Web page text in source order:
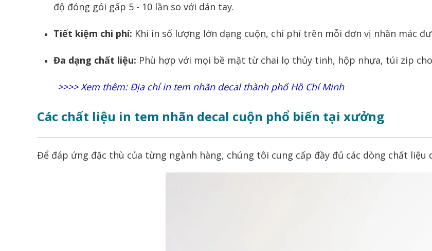
độ đóng gói gấp 5 - 10 lần so với dán tay.
Tiết kiệm chi phí: Khi in số lượng lớn dạng cuộn, chi phí trên mỗi đơn vị nhãn mác
Đa dạng chất liệu: Phù hợp với mọi bề mặt từ chai lọ thủy tinh, hộp nhựa, túi zip
>>>> Xem thêm: Địa chỉ in tem nhãn decal thành phố Hồ Chí Minh
Các chất liệu in tem nhãn decal cuộn phổ biến tại xưởng
Để đáp ứng đặc thù của từng ngành hàng, chúng tôi cung cấp đầy đủ các dòng chất liệu